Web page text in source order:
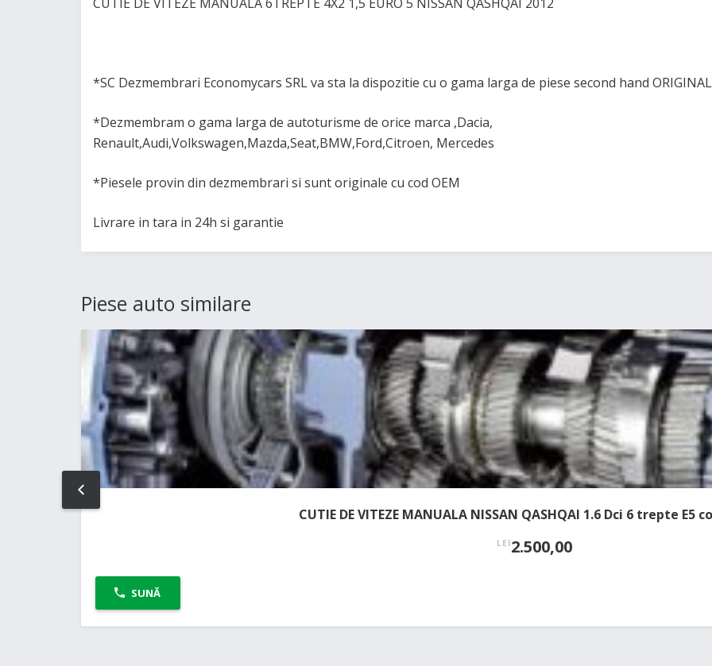
*SC Dezmembrari Economycars SRL va sta la dispozitie cu o gama larga de piese second hand
*Dezmembram o gama larga de autoturisme de orice marca ,Dacia,
Renault,Audi,Volkswagen,Mazda,Seat,BMW,Ford,Citroen, Mercedes
*Piesele provin din dezmembrari si sunt originale cu cod OEM
Livrare in tara in 24h si garantie
Piese auto similare
CUTIE DE VITEZE MANUALA NISSAN QASHQAI 1.6 Dci 6 trepte E5
LEI2.500,00
SUNĂ
PREV